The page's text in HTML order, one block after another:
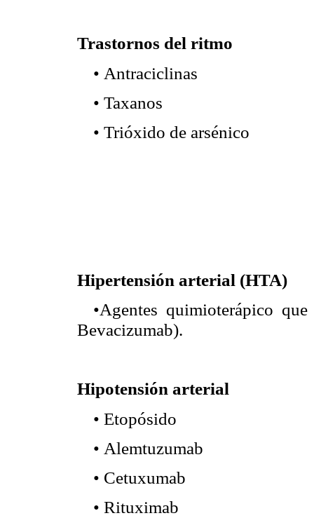
Trastornos del ritmo
• Antraciclinas
• Taxanos
• Trióxido de arsénico
Hipertensión arterial (HTA)
•Agentes quimioterápico
Bevacizumab).
Hipotensión arterial
• Etopósido
• Alemtuzumab
• Cetuxumab
• Rituximab